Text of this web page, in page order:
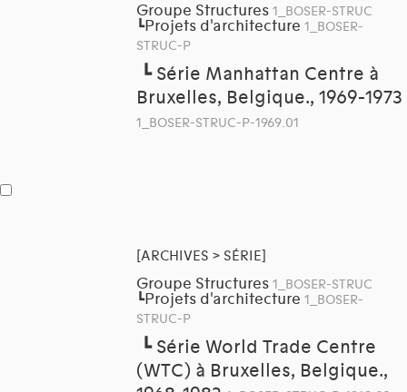
Groupe Structures 1_BOSER-STRUC
┗Projets d'architecture 1_BOSER-
STRUC-P
┗ Série Manhattan Centre à
Bruxelles, Belgique., 1969-1973
1_BOSER-STRUC-P-1969.01
[ARCHIVES > SÉRIE]
Groupe Structures 1_BOSER-STRUC
┗Projets d'architecture 1_BOSER-
STRUC-P
┗ Série World Trade Centre
(WTC) à Bruxelles, Belgique.,